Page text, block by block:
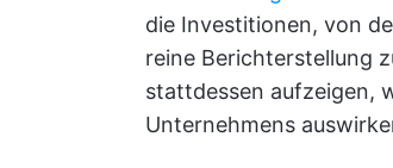
die Investitionen, von
reine Berichterstellung
stattdessen aufzeigen,
Unternehmens